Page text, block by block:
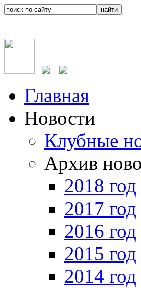
Главная
Новости
Клубные
Архив
2018 год
2017 год
2016 год
2015 год
2014 год